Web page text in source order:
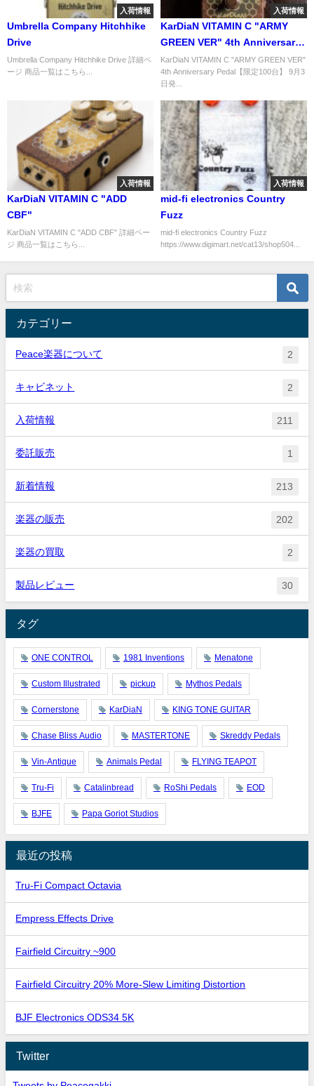
入荷情報
Umbrella Company Hitchhike
Drive
Umbrella Company Hitchhike Drive 詳細ペ
ージ 商品一覧はこちら...
入荷情報
KarDiaN VITAMIN C "ARMY
GREEN VER" 4th Anniversary
Pedal【限定100台】
KarDiaN VITAMIN C "ARMY GREEN VER"
4th Anniversary Pedal【限定100台】 9月3
日発...
入荷情報
KarDiaN VITAMIN C "ADD
CBF"
KarDiaN VITAMIN C "ADD CBF" 詳細ペー
ジ 商品一覧はこちら...
入荷情報
mid-fi electronics Country
Fuzz
mid-fi electronics Country Fuzz
https://www.digimart.net/cat13/shop504...
カテゴリー
Peace楽器について 2
キャビネット 2
入荷情報 211
委託販売 1
新着情報 213
楽器の販売 202
楽器の買取 2
製品レビュー 30
タグ
ONE CONTROL 1981 Inventions Menatone
Custom Illustrated pickup Mythos Pedals
Cornerstone KarDiaN KING TONE GUITAR
Chase Bliss Audio MASTERTONE Skreddy Pedals
Vin-Antique Animals Pedal FLYING TEAPOT
Tru-Fi Catalinbread RoShi Pedals EOD
BJFE Papa Goriot Studios
最近の投稿
Tru-Fi Compact Octavia
Empress Effects Drive
Fairfield Circuitry ~900
Fairfield Circuitry 20% More-Slew Limiting Distortion
BJF Electronics ODS34 5K
Twitter